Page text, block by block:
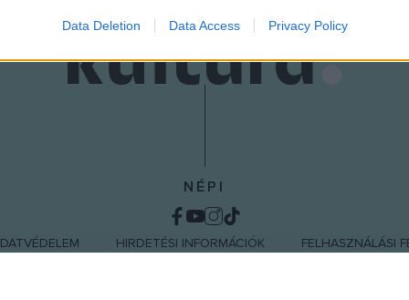
allow my user data to be sent to Google for online advertising
allow Google to send me personalized advertising.
allow Google to enable storage related to personalization.
Data Deletion Data Access Privacy Policy
NÉPI
HIRDETÉSI INFORMÁCIÓK FELHASZNÁLÁSI